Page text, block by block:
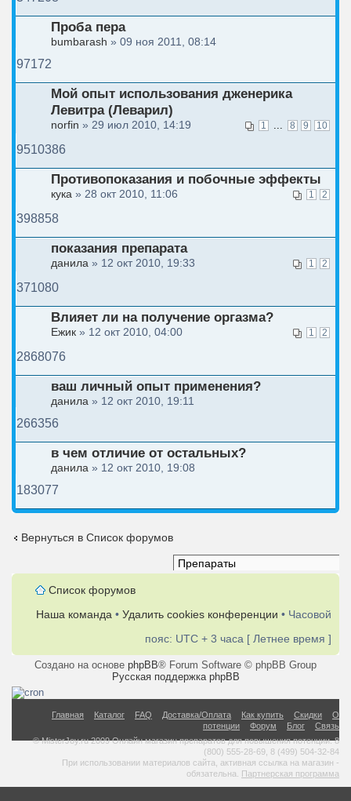
Проба пера
bumbarash » 09 ноя 2011, 08:14
97172
Мой опыт использования дженерика
Левитра (Леварил)
1 ... 8 9 10
norfin » 29 июл 2010, 14:19
9510386
Противопоказания и побочные эффекты
1 2
кука » 28 окт 2010, 11:06
398858
показания препарата
1 2
данила » 12 окт 2010, 19:33
371080
Влияет ли на получение оргазма?
1 2
Ежик » 12 окт 2010, 04:00
2868076
ваш личный опыт применения?
данила » 12 окт 2010, 19:11
266356
в чем отличие от остальных?
данила » 12 окт 2010, 19:08
183077
Вернуться в Список форумов
Список форумов
Наша команда • Удалить cookies конференции • Часовой
пояс: UTC + 3 часа [ Летнее время ]
Создано на основе phpBB® Forum Software © phpBB Group
Русская поддержка phpBB
Главная Каталог FAQ Доставка/Оплата Как купить Скидки
О
потенции
Форум Блог
Связь
© MisterJoy.ru 2009 Онлайн магазин препаратов для повышения потенции. 8
(800) 555-28-69, 8 (499) 504-32-84
При использовании материалов сайта, активная ссылка на магазин -
обязательна. Партнерская программа